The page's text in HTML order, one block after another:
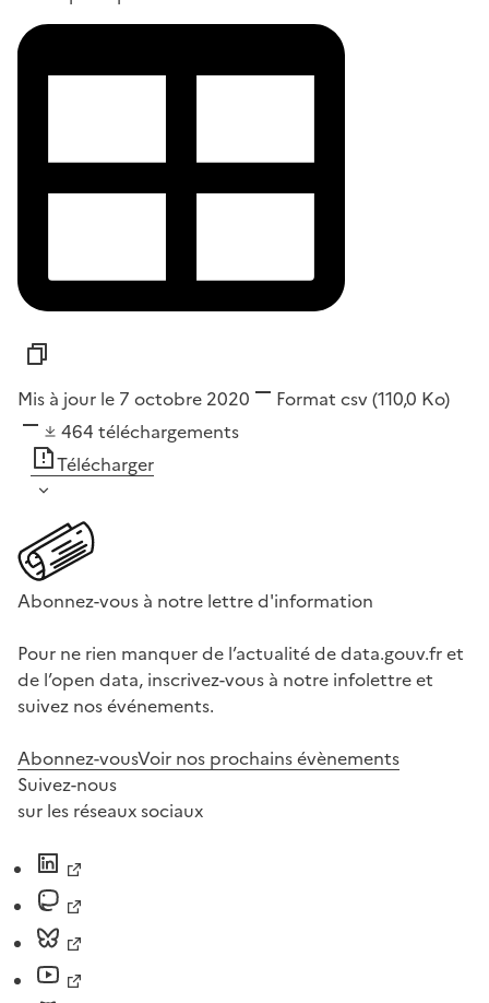
Mis à jour le 7 octobre 2020 Format csv(110,0 Ko)
464 téléchargements
Télécharger
Abonnez-vous à notre lettre d'information
Pour ne rien manquer de l’actualité de data.gouv.fr et
de l’open data, inscrivez-vous à notre infolettre et
suivez nos événements.
Abonnez-vousVoir nos prochains évènements
Suivez-nous
sur les réseaux sociaux